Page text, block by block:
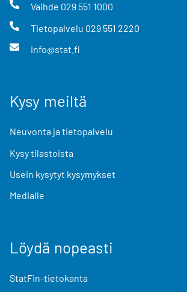
Vaihde 029 551 1000
Tietopalvelu 029 551 2220
info@stat.fi
Kysy meiltä
Neuvonta ja tietopalvelu
Kysy tilastoista
Usein kysytyt kysymykset
Medialle
Löydä nopeasti
StatFin-tietokanta